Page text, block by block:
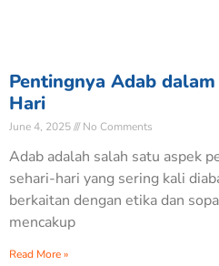
Pentingnya Adab
Hari
June 4, 2025 No Comments
Adab adalah salah satu aspek
sehari-hari yang sering kali
berkaitan dengan etika dan
mencakup
Read More »